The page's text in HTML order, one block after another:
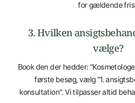
for gældende
3. Hvilken
vælge?
Book den der hedder:
første besøg, vælg "1.
konsultation". Vi tilpasser altid